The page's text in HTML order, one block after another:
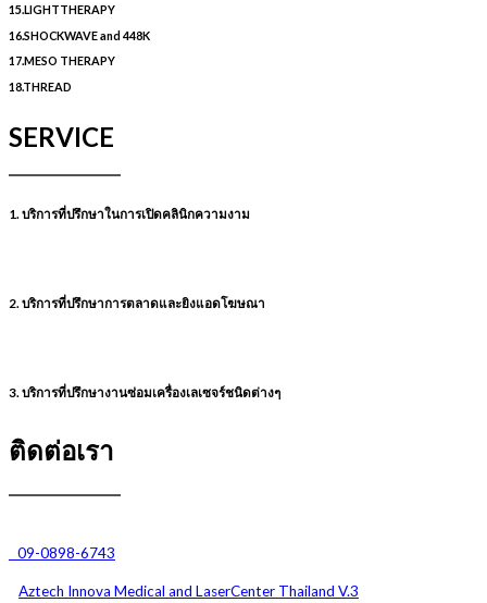
15.LIGHTTHERAPY
16.SHOCKWAVE and 448K
17.MESO THERAPY
18.THREAD
SERVICE
1. บริการที่ปรึกษาในการเปิดคลินิกความงาม
2. บริการที่ปรึกษาการตลาดและยิงแอดโฆษณา
3. บริการที่ปรึกษางานซ่อมเครื่องเลเซจร์ชนิดต่างๆ
ติดต่อเรา
09-0898-6743
Aztech Innova Medical and LaserCenter Thailand V.3